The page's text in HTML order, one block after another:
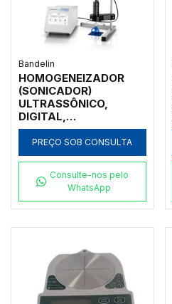
Bandelin
HOMOGENEIZADOR
(SONICADOR)
ULTRASSÔNICO,
DIGITAL,
PROGRAMÁVEL
ATRAVÉS DA TELA
SENSÍVEL AO TOQUE
COMPLETO, VOLUMES
DE 0,1 A 25ML,
ACOMPANHA
MONTAGEM EM CIMA
SENSOR DE
TEMPERATURA -
MODELO HD5020-
TEMP/SPB-IC
PREÇO SOB CONSULTA
Consulte-nos pelo
WhatsApp